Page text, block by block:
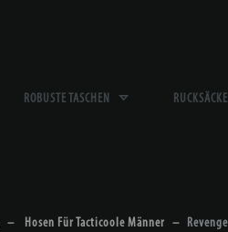
ROBUSTE TASCHEN RUCKSÄCKE
Hosen Für Tacticoole Männer